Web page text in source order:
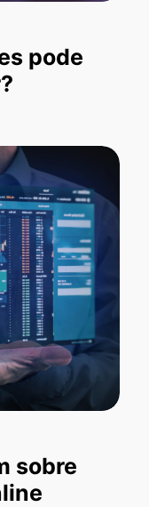
pode
sobre